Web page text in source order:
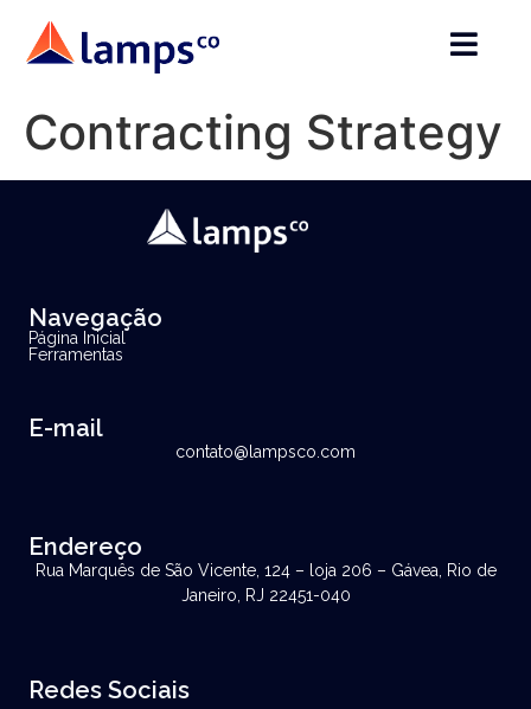
Contracting Strategy
Navegação
Página Inicial
Ferramentas
E-mail
contato@lampsco.com
Endereço
Rua Marquês de São Vicente, 124 – loja 206 – Gávea, Rio de
Janeiro, RJ 22451-040
Redes Sociais